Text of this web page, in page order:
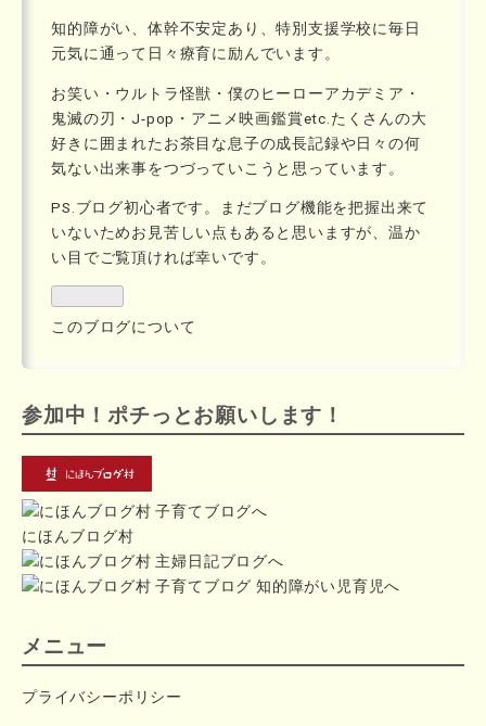
知的障がい、体幹不安定あり、特別支援学校に毎日
元気に通って日々療育に励んでいます。
お笑い・ウルトラ怪獣・僕のヒーローアカデミア・
鬼滅の刃・J-pop・アニメ映画鑑賞etc.たくさんの大
好きに囲まれたお茶目な息子の成長記録や日々の何
気ない出来事をつづっていこうと思っています。
PS.ブログ初心者です。まだブログ機能を把握出来て
いないためお見苦しい点もあると思いますが、温か
い目でご覧頂ければ幸いです。
このブログについて
参加中！ポチっとお願いします！
にほんブログ村
メニュー
プライバシーポリシー